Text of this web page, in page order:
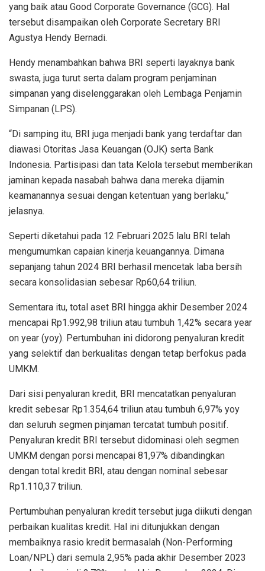
yang baik atau Good Corporate Governance (GCG). Hal
tersebut disampaikan oleh Corporate Secretary BRI
Agustya Hendy Bernadi.
Hendy menambahkan bahwa BRI seperti layaknya bank
swasta, juga turut serta dalam program penjaminan
simpanan yang diselenggarakan oleh Lembaga Penjamin
Simpanan (LPS).
“Di samping itu, BRI juga menjadi bank yang terdaftar dan
diawasi Otoritas Jasa Keuangan (OJK) serta Bank
Indonesia. Partisipasi dan tata Kelola tersebut memberikan
jaminan kepada nasabah bahwa dana mereka dijamin
keamanannya sesuai dengan ketentuan yang berlaku,”
jelasnya.
Seperti diketahui pada 12 Februari 2025 lalu BRI telah
mengumumkan capaian kinerja keuangannya. Dimana
sepanjang tahun 2024 BRI berhasil mencetak laba bersih
secara konsolidasian sebesar Rp60,64 triliun.
Sementara itu, total aset BRI hingga akhir Desember 2024
mencapai Rp1.992,98 triliun atau tumbuh 1,42% secara year
on year (yoy). Pertumbuhan ini didorong penyaluran kredit
yang selektif dan berkualitas dengan tetap berfokus pada
UMKM.
Dari sisi penyaluran kredit, BRI mencatatkan penyaluran
kredit sebesar Rp1.354,64 triliun atau tumbuh 6,97% yoy
dan seluruh segmen pinjaman tercatat tumbuh positif.
Penyaluran kredit BRI tersebut didominasi oleh segmen
UMKM dengan porsi mencapai 81,97% dibandingkan
dengan total kredit BRI, atau dengan nominal sebesar
Rp1.110,37 triliun.
Pertumbuhan penyaluran kredit tersebut juga diikuti dengan
perbaikan kualitas kredit. Hal ini ditunjukkan dengan
membaiknya rasio kredit bermasalah (Non-Performing
Loan/NPL) dari semula 2,95% pada akhir Desember 2023